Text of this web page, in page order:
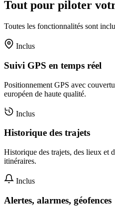
Tout pour piloter
Toutes les fonctionnalités sont
Inclus
Suivi GPS en temps réel
Positionnement GPS avec
européen de haute qualité.
Inclus
Historique des trajets
Historique des trajets, des lieux et
itinéraires.
Inclus
Alertes, alarmes, géofences